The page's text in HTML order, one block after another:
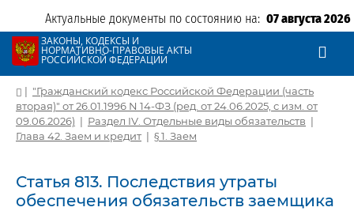
Актуальные документы по состоянию на: 07 августа 2026
ЗАКОНЫ, КОДЕКСЫ И
НОРМАТИВНО-ПРАВОВЫЕ АКТЫ
РОССИЙСКОЙ ФЕДЕРАЦИИ
| "Гражданский кодекс Российской Федерации (часть
вторая)" от 26.01.1996 N 14-ФЗ (ред. от 24.06.2025, с изм. от
09.06.2026) | Раздел IV. Отдельные виды обязательств |
Глава 42. Заем и кредит | § 1. Заем
Статья 813. Последствия утраты
обеспечения обязательств заемщика